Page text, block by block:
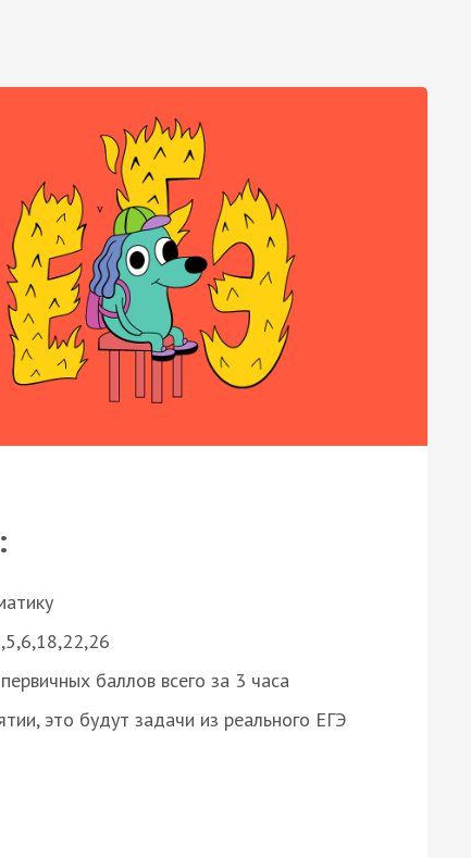
баллов всего за 3 часа
это будут задачи из реального ЕГЭ